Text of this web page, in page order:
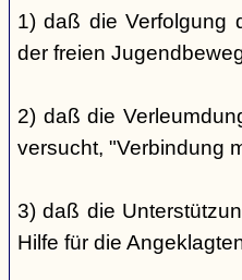
1) daß die Verfolgung
der freien
2) daß die
versucht, "Verbindung
3) daß die
Hilfe für die